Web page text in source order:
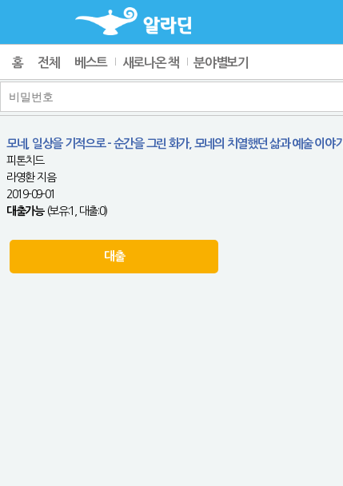
홈 전체 베스트 새로나온 책 분야별보기
모네, 일상을 기적으로 - 순간을 그린 화가, 모네의 치열했던 삶과 예술 이야기
피톤치드
라영환 지음
2019-09-01
대출가능(보유:1, 대출:0)
대출